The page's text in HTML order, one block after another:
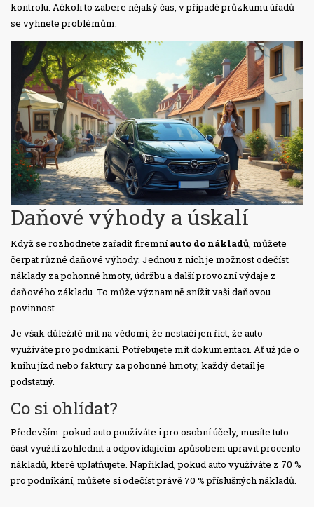
kontrolu. Ačkoli to zabere nějaký čas, v případě průzkumu úřadů
se vyhnete problémům.
Daňové výhody a úskalí
Když se rozhodnete zařadit firemní auto do nákladů, můžete
čerpat různé daňové výhody. Jednou z nich je možnost odečíst
náklady za pohonné hmoty, údržbu a další provozní výdaje z
daňového základu. To může významně snížit vaši daňovou
povinnost.
Je však důležité mít na vědomí, že nestačí jen říct, že auto
využíváte pro podnikání. Potřebujete mít dokumentaci. Ať už jde o
knihu jízd nebo faktury za pohonné hmoty, každý detail je
podstatný.
Co si ohlídat?
Především: pokud auto používáte i pro osobní účely, musíte tuto
část využití zohlednit a odpovídajícím způsobem upravit procento
nákladů, které uplatňujete. Například, pokud auto využíváte z 70 %
pro podnikání, můžete si odečíst právě 70 % příslušných nákladů.